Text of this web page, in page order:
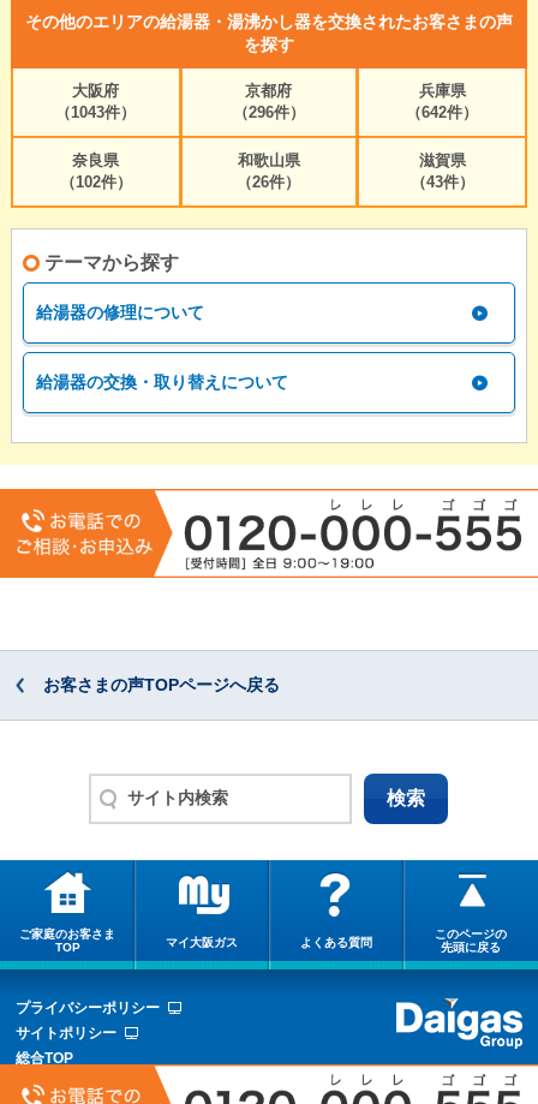
その他のエリアの給湯器・湯沸かし器を交換されたお客さまの声
を探す
大阪府
（1043件）
京都府
（296件）
兵庫県
（642件）
奈良県
（102件）
和歌山県
（26件）
滋賀県
（43件）
テーマから探す
給湯器の修理について
給湯器の交換・取り替えについて
お客さまの声TOPページへ戻る
ご家庭のお客さま
TOP
マイ大阪ガス よくある質問
このページの
先頭に戻る
プライバシーポリシー
サイトポリシー
総合TOP
サイトマップ